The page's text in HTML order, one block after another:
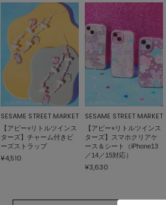
SESAME STREET MARKET
【アビー×リトルツインス
ターズ】チャーム付きビ
ーズストラップ
¥4,510
SESAME STREET MARKET
【アビー×リトルツインス
ターズ】スマホクリアケ
ース＆シート（iPhone13
／14／15対応）
¥3,630